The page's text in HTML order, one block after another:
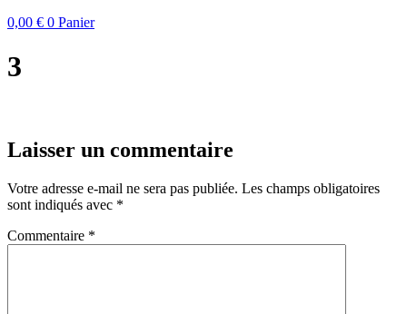
0,00 € 0 Panier
3
Laisser un commentaire
Votre adresse e-mail ne sera pas publiée. Les champs obligatoires
sont indiqués avec *
Commentaire *